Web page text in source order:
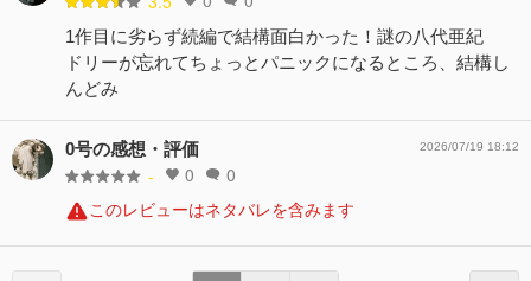
1作目に劣らず続編で結構面白かった！謎の八代亜紀
ドリーが忘れてちょっとパニックになるところ、結構し
んどみ
0号の感想・評価
- 0 0
2026/07/19 18:12
このレビューはネタバレを含みます